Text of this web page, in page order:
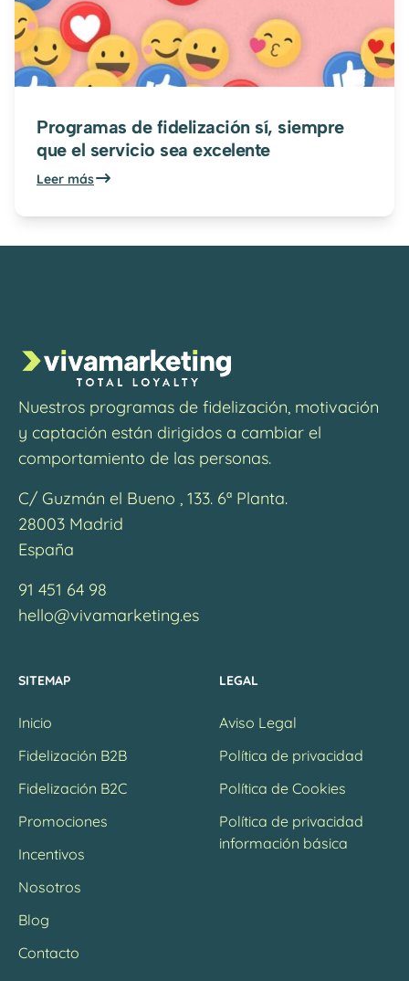
Programas de fidelización sí, siempre
que el servicio sea excelente
Leer más
Nuestros programas de fidelización, motivación
y captación están dirigidos a cambiar el
comportamiento de las personas.
C/ Guzmán el Bueno , 133. 6ª Planta.
28003 Madrid
España
91 451 64 98
hello@vivamarketing.es
SITEMAP
Inicio
Fidelización B2B
Fidelización B2C
Promociones
Incentivos
Nosotros
Blog
Contacto
LEGAL
Aviso Legal
Política de privacidad
Política de Cookies
Política de privacidad
información básica